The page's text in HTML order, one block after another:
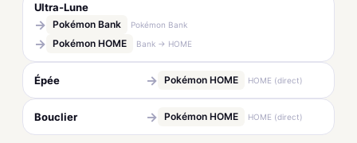
Ultra-Lune
→ Pokémon Bank Pokémon Bank
→ Pokémon HOME Bank → HOME
Épée → Pokémon HOME HOME (direct)
Bouclier → Pokémon HOME HOME (direct)